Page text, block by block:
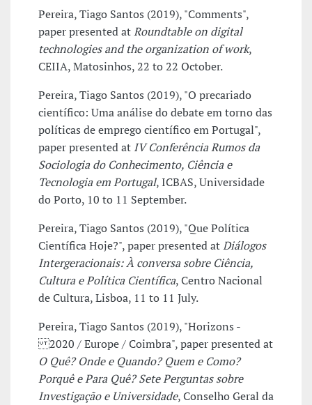
Pereira, Tiago Santos (2019), "Comments",
paper presented atRoundtable on digital
technologies and the organization of work,
CEIIA, Matosinhos, 22 to 22 October.
Pereira, Tiago Santos (2019), "O precariado
científico: Uma análise do debate em torno das
políticas de emprego científico em Portugal",
paper presented at IV Conferência Rumos da
Sociologia do Conhecimento, Ciência e
Tecnologia em Portugal, ICBAS, Universidade
do Porto, 10 to 11 September.
Pereira, Tiago Santos (2019), "Que Política
Científica Hoje?", paper presented atDiálogos
Intergeracionais: À conversa sobre Ciência,
Cultura e Política Científica, Centro Nacional
de Cultura, Lisboa, 11 to 11 July.
Pereira, Tiago Santos (2019), "Horizons -
2020 / Europe / Coimbra", paper presented at
O Quê? Onde e Quando? Quem e Como?
Porquê e Para Quê? Sete Perguntas sobre
Investigação e Universidade, Conselho Geral da